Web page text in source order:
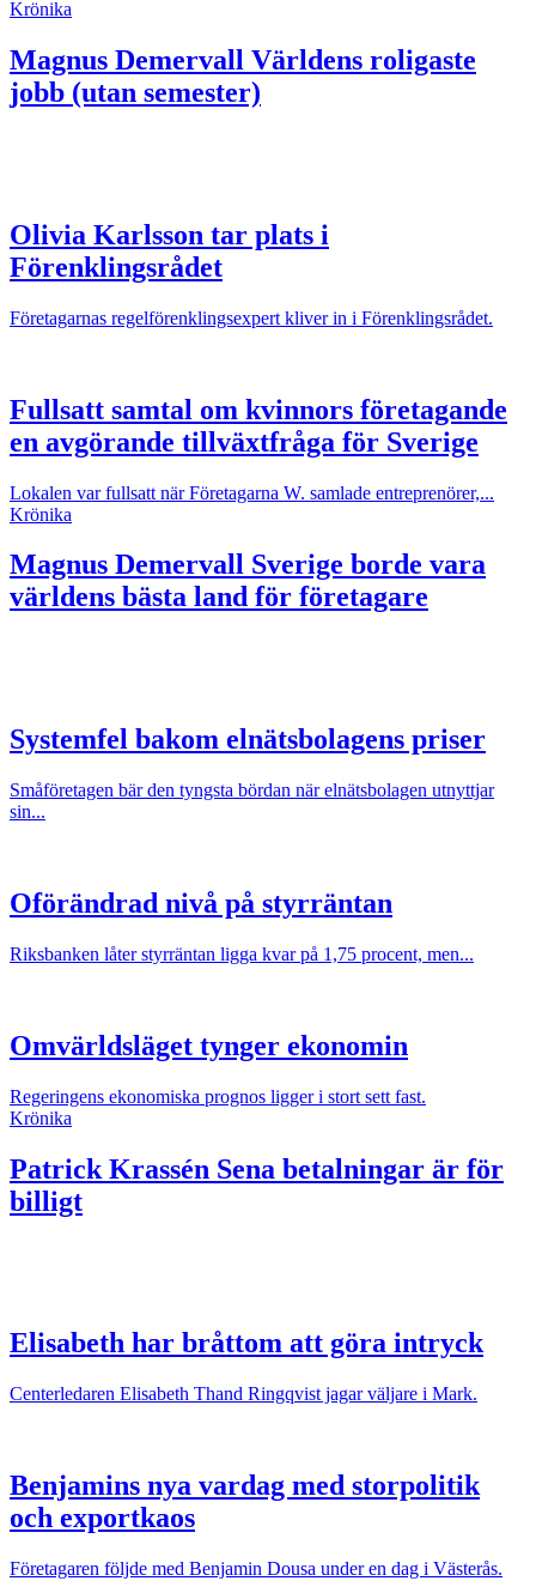
Krönika
Magnus Demervall Världens roligaste
jobb (utan semester)
Olivia Karlsson tar plats i
Förenklingsrådet
Företagarnas regelförenklingsexpert kliver in i Förenklingsrådet.
Fullsatt samtal om kvinnors företagande
en avgörande tillväxtfråga för Sverige
Lokalen var fullsatt när Företagarna W. samlade entreprenörer,...
Krönika
Magnus Demervall Sverige borde vara
världens bästa land för företagare
Systemfel bakom elnätsbolagens priser
Småföretagen bär den tyngsta bördan när elnätsbolagen utnyttjar
sin...
Oförändrad nivå på styrräntan
Riksbanken låter styrräntan ligga kvar på 1,75 procent, men...
Omvärldsläget tynger ekonomin
Regeringens ekonomiska prognos ligger i stort sett fast.
Krönika
Patrick Krassén Sena betalningar är för
billigt
Elisabeth har bråttom att göra intryck
Centerledaren Elisabeth Thand Ringqvist jagar väljare i Mark.
Benjamins nya vardag med storpolitik
och exportkaos
Företagaren följde med Benjamin Dousa under en dag i Västerås.